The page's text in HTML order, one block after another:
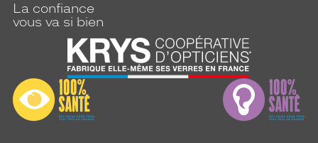
La confiance
vous va si bien